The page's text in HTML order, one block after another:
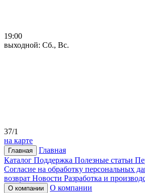
19:00
выходной: Сб., Вс.
37/1
на карте
Главная
Главная
Каталог Поддержка Полезные статьи
Согласие на обработку персональных
возврат Новости Разработка и
О компании
О компании